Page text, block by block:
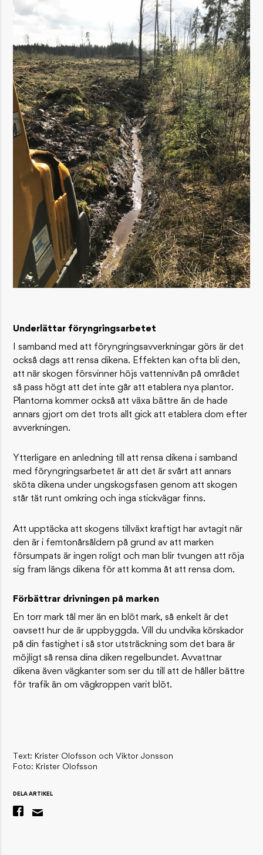
Underlättar föryngringsarbetet
I samband med att föryngringsavverkningar görs är det
också dags att rensa dikena. Effekten kan ofta bli den,
att när skogen försvinner höjs vattennivån på området
så pass högt att det inte går att etablera nya plantor.
Plantorna kommer också att växa bättre än de hade
annars gjort om det trots allt gick att etablera dom efter
avverkningen.
Ytterligare en anledning till att rensa dikena i samband
med föryngringsarbetet är att det är svårt att annars
sköta dikena under ungskogsfasen genom att skogen
står tät runt omkring och inga stickvägar finns.
Att upptäcka att skogens tillväxt kraftigt har avtagit när
den är i femtonårsåldern på grund av att marken
försumpats är ingen roligt och man blir tvungen att röja
sig fram längs dikena för att komma åt att rensa dom.
Förbättrar drivningen på marken
En torr mark tål mer än en blöt mark, så enkelt är det
oavsett hur de är uppbyggda. Vill du undvika körskador
på din fastighet i så stor utsträckning som det bara är
möjligt så rensa dina diken regelbundet. Avvattnar
dikena även vägkanter som ser du till att de håller bättre
för trafik än om vägkroppen varit blöt.
Text: Krister Olofsson och Viktor Jonsson
Foto: Krister Olofsson
DELA ARTIKEL